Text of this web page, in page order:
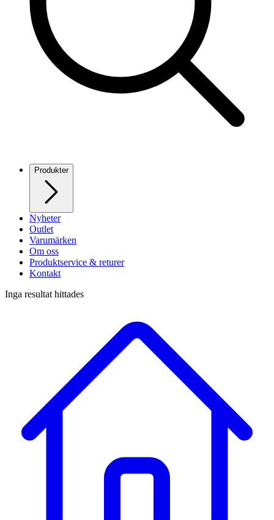
Produkter
Nyheter
Outlet
Varumärken
Om oss
Produktservice & returer
Kontakt
Inga resultat hittades